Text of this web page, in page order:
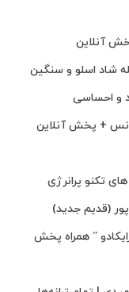
آنلاین
شاد اسلو و سنگین
و احساسی
دنس + پخش آنلاین
تکنو پرانرژی
(قدیم جدید)
” همراه پخش